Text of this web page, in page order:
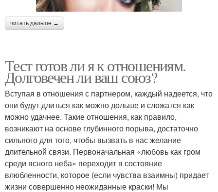
читать дальше →
Тест готов ли я к отношениям.
Долговечен ли ваш союз?
Вступая в отношения с партнером, каждый надеется, что
они будут длиться как можно дольше и сложатся как
можно удачнее. Такие отношения, как правило,
возникают на основе глубинного порыва, достаточно
сильного для того, чтобы вызвать в нас желание
длительной связи. Первоначальная «любовь как гром
среди ясного неба» переходит в состояние
влюбленности, которое (если чувства взаимны) придает
жизни совершенно неожиданные краски! Мы